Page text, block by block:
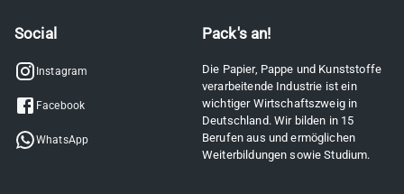
Social
Instagram
Facebook
WhatsApp
Pack's an!
Die Papier, Pappe und Kunststoffe
verarbeitende Industrie ist ein
wichtiger Wirtschaftszweig in
Deutschland. Wir bilden in 15
Berufen aus und ermöglichen
Weiterbildungen sowie Studium.